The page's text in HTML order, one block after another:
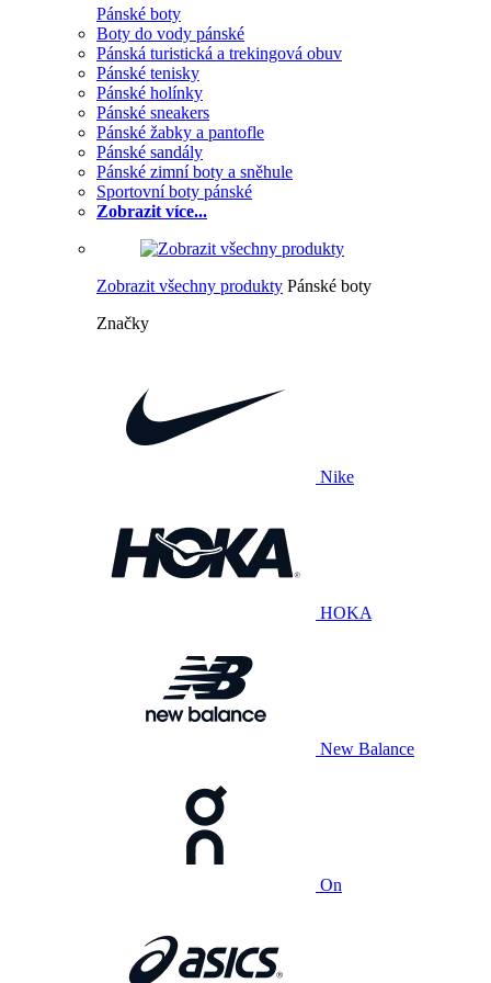
Pánské boty
Boty do vody pánské
Pánská turistická a trekingová obuv
Pánské tenisky
Pánské holínky
Pánské sneakers
Pánské žabky a pantofle
Pánské sandály
Pánské zimní boty a sněhule
Sportovní boty pánské
Zobrazit více...
Zobrazit všechny produkty Pánské boty
Značky
Nike
HOKA
New Balance
On